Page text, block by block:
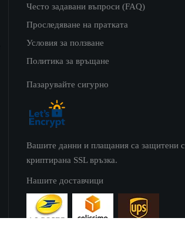
Често задавани въпроси (FAQ)
Проследяване на пратката
Условия за ползване
Политика за връщане
Пазарувайте сигурно
Вашите данни и плащания са защитени с
криптирана SSL връзка.
Нашите доставчици